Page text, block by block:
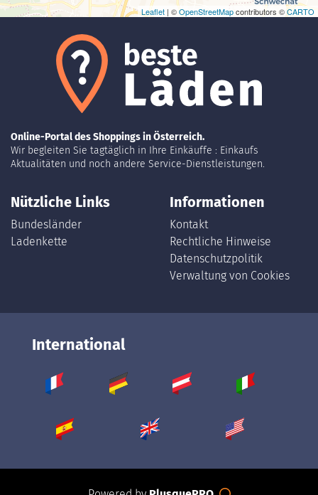
Leaflet | ©OpenStreetMapcontributors ©CARTO
Online-Portal des Shoppings in Österreich.
Wir begleiten Sie tagtäglich in Ihre Einkäuffe : Einkaufs
Aktualitäten und noch andere Service-Dienstleistungen.
Nützliche Links
Bundesländer
Ladenkette
Informationen
Kontakt
Rechtliche Hinweise
Datenschutzpolitik
Verwaltung von Cookies
International